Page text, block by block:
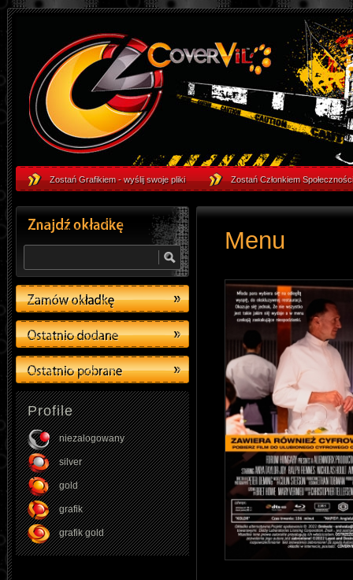
"Menu" - Podgląd okładki filmu - Okładki
Okładki DVD & Okładki Blu-Ray - CoverVil
Menu
Profile
niezalogowany
silver
gold
grafik
grafik gold
Zostań Grafikiem - wyślij swoje pliki Zostań Członkiem